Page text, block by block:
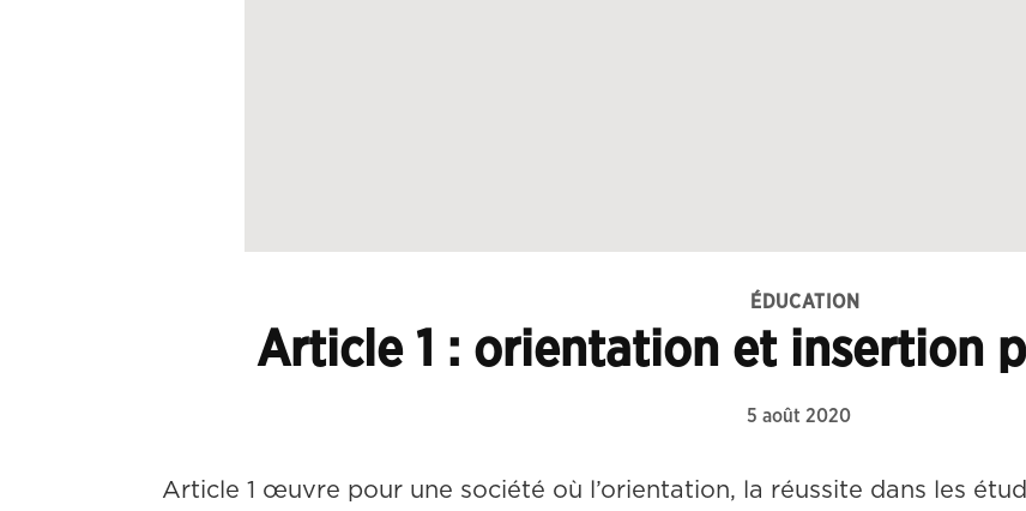
ÉDUCATION
Article 1 : orientation et insertion
5 août 2020
Article 1 œuvre pour une société où l’orientation, la réussite dans les